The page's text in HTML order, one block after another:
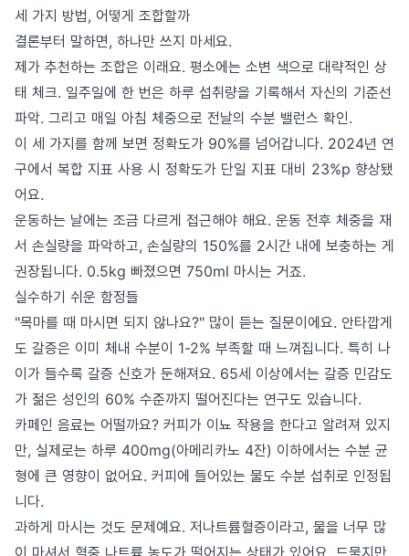
세 가지 방법, 어떻게 조합할까
결론부터 말하면, 하나만 쓰지 마세요.
제가 추천하는 조합은 이래요. 평소에는 소변 색으로 대략적인 상
태 체크. 일주일에 한 번은 하루 섭취량을 기록해서 자신의 기준선
파악. 그리고 매일 아침 체중으로 전날의 수분 밸런스 확인.
이 세 가지를 함께 보면 정확도가 90%를 넘어갑니다. 2024년 연
구에서 복합 지표 사용 시 정확도가 단일 지표 대비 23%p 향상됐
어요.
운동하는 날에는 조금 다르게 접근해야 해요. 운동 전후 체중을 재
서 손실량을 파악하고, 손실량의 150%를 2시간 내에 보충하는 게
권장됩니다. 0.5kg 빠졌으면 750ml 마시는 거죠.
실수하기 쉬운 함정들
"목마를 때 마시면 되지 않나요?" 많이 듣는 질문이에요. 안타깝게
도 갈증은 이미 체내 수분이 1-2% 부족할 때 느껴집니다. 특히 나
이가 들수록 갈증 신호가 둔해져요. 65세 이상에서는 갈증 민감도
가 젊은 성인의 60% 수준까지 떨어진다는 연구도 있습니다.
카페인 음료는 어떨까요? 커피가 이뇨 작용을 한다고 알려져 있지
만, 실제로는 하루 400mg(아메리카노 4잔) 이하에서는 수분 균
형에 큰 영향이 없어요. 커피에 들어있는 물도 수분 섭취로 인정됩
니다.
과하게 마시는 것도 문제예요. 저나트륨혈증이라고, 물을 너무 많
이 마셔서 혈중 나트륨 농도가 떨어지는 상태가 있어요. 드물지만